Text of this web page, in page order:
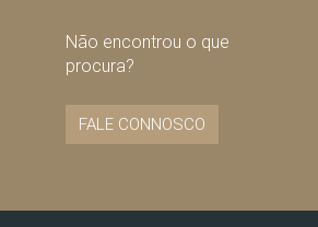
Não encontrou o que
procura?
FALE CONNOSCO